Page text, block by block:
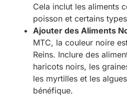
Cela inclut les aliments
poisson et certains
Ajouter des Aliments
MTC, la couleur noire
Reins. Inclure des
haricots noirs, les
les myrtilles et les
bénéfique.